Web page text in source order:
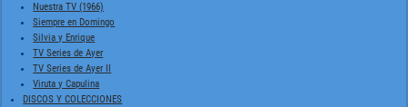
Nuestra TV (1966)
Siempre en Domingo
Silvia y Enrique
TV Series de Ayer
TV Series de Ayer II
Viruta y Capulina
DISCOS Y COLECCIONES